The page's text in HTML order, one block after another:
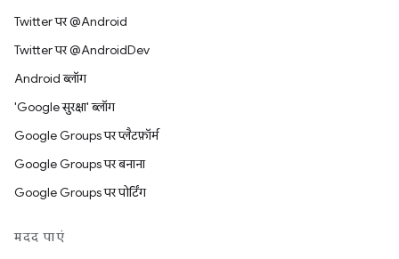
Twitter पर @Android
Twitter पर @AndroidDev
Android ब्लॉग
'Google सुरक्षा' ब्लॉग
Google Groups पर प्लैटफ़ॉर्म
Google Groups पर बनाना
Google Groups पर पोर्टिंग
मदद पाएं